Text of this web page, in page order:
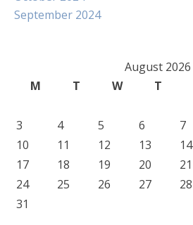
September 2024
August 2026
M
T W T
3
4 5 6 7
10
11 12 13 14
17
18 19 20 21
24
25 26 27 28
31